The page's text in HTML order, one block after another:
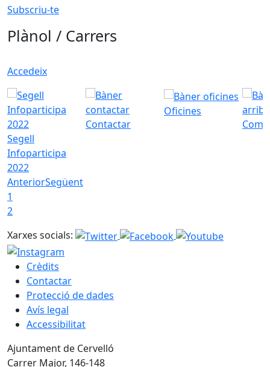
Subscriu-te
Plànol / Carrers
Accedeix
Segell
Infoparticipa
2022
Contactar
Oficines
Com
AnteriorSegüent
1
2
Xarxes socials:
Crèdits
Contactar
Protecció de dades
Avís legal
Accessibilitat
Ajuntament de Cervelló
Carrer Major, 146-148